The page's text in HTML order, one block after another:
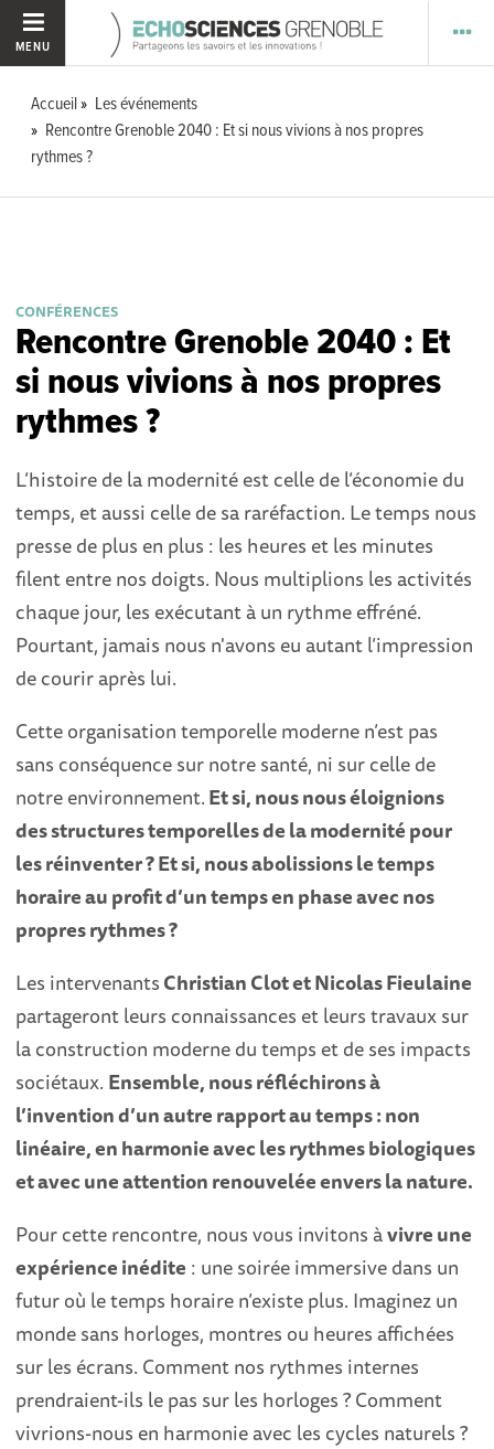
MENU
Accueil
Les événements
Rencontre Grenoble 2040 : Et si nous vivions à nos propres
rythmes ?
CONFÉRENCES
Rencontre Grenoble 2040 : Et
si nous vivions à nos propres
rythmes ?
L’histoire de la modernité est celle de l’économie du
temps, et aussi celle de sa raréfaction. Le temps nous
presse de plus en plus : les heures et les minutes
filent entre nos doigts. Nous multiplions les activités
chaque jour, les exécutant à un rythme effréné.
Pourtant, jamais nous n'avons eu autant l’impression
de courir après lui.
Cette organisation temporelle moderne n’est pas
sans conséquence sur notre santé, ni sur celle de
notre environnement.Et si, nous nous éloignions
des structures temporelles de la modernité pour
les réinventer ? Et si, nous abolissions le temps
horaire au profit d’un temps en phase avec nos
propres rythmes ?
Les intervenantsChristian Clot et Nicolas Fieulaine
partageront leurs connaissances et leurs travaux sur
la construction moderne du temps et de ses impacts
sociétaux. Ensemble, nous réfléchirons à
l’invention d’un autre rapport au temps : non
linéaire, en harmonie avec les rythmes biologiques
et avec une attention renouvelée envers la nature.
Pour cette rencontre, nous vous invitons àvivre une
expérience inédite : une soirée immersive dans un
futur où le temps horaire n’existe plus. Imaginez un
monde sans horloges, montres ou heures affichées
sur les écrans. Comment nos rythmes internes
prendraient-ils le pas sur les horloges ? Comment
vivrions-nous en harmonie avec les cycles naturels ?